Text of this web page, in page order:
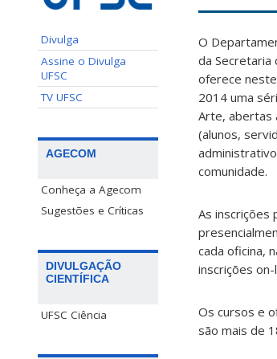
Divulga
Assine o Divulga
UFSC
TV UFSC
AGECOM
Conheça a Agecom
Sugestões e Críticas
DIVULGAÇÃO
CIENTÍFICA
UFSC Ciência
O
da Secretaria
oferece
2014 uma
Arte, abertas
(alunos,
comunidade.
As inscrições
cada oficina,
inscrições
Os cursos e
são mais de